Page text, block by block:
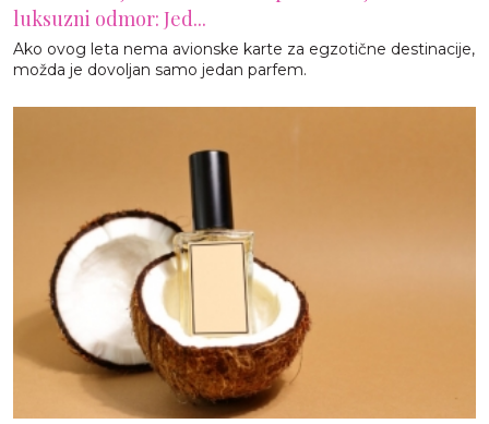
luksuzni odmor: Jed...
Ako ovog leta nema avionske karte za egzotične destinacije,
možda je dovoljan samo jedan parfem.